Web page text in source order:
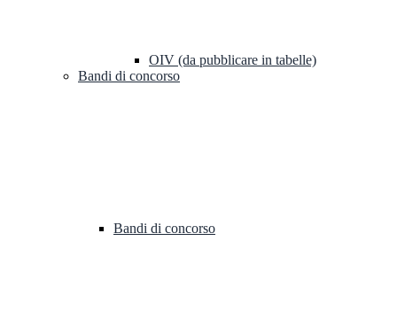
OIV (da pubblicare in tabelle)
Bandi di concorso
Bandi di concorso